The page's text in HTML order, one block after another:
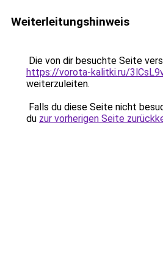
Weiterleitungshinweis
Die von dir besuchte Seite
https://vorota-kalitki.ru/
weiterzuleiten.
Falls du diese Seite nicht
du zur vorherigen Seite